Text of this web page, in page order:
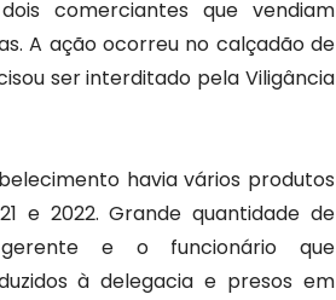
comerciantes que vendiam
A ação ocorreu no calçadão de
ser interditado pela Viligância
havia vários produtos
e 2022. Grande quantidade de
e o funcionário que
à delegacia e presos em